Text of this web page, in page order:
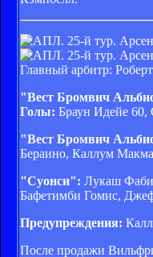
Главный арбитр:
"Вест Бромвич
Голы: Браун Идейе 60,
"Вест Бромвич
Бераино, Каллум
"Суонси": Лукаш
Бафетимби Гомис,
Предупреждения:
После продажи